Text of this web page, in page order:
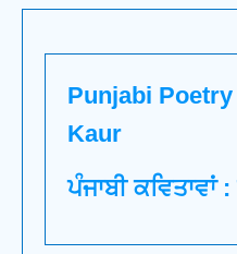
Punjabi
Kaur
ਪੰਜਾਬੀ